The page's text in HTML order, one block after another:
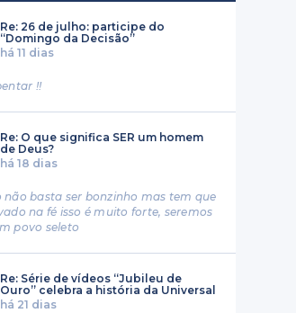
Re: 26 de julho: participe do
“Domingo da Decisão”
há 11 dias
!!
Re: O que significa SER um homem
de Deus?
há 18 dias
não basta ser bonzinho mas tem que
na fé isso é muito forte, seremos
povo seleto
Re: Série de vídeos “Jubileu de
Ouro” celebra a história da Universal
há 21 dias